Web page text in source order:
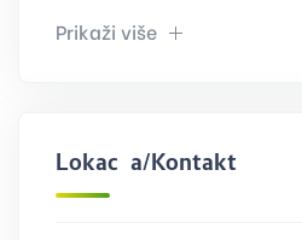
Prikaži više
Lokacija/Kontakt